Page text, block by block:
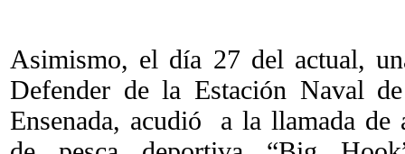
Asimismo, el día 27 del actual,
Defender de la Estación Naval
Ensenada, acudió a la llamada de